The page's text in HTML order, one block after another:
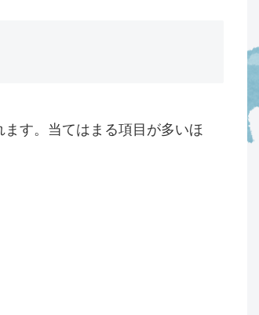
す。当てはまる項目が多いほ